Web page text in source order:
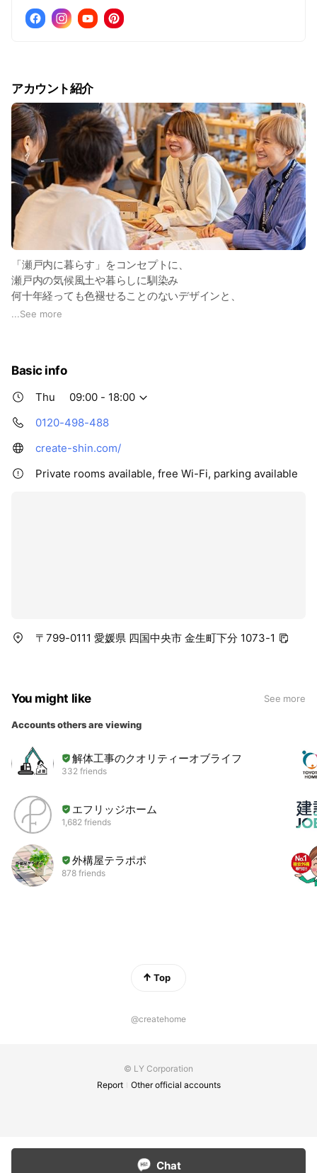
アカウント紹介
「瀬戸内に暮らす」をコンセプトに、
瀬戸内の気候風土や暮らしに馴染み
何十年経っても色褪せることのないデザインと、
瀬戸内に適した素材・性能に
「これからの瀬戸内をつくる」ことです。
...See more
Basic info
Thu
09:00 - 18:00
0120-498-488
create-shin.com/
Private rooms available, free Wi-Fi, parking available
〒799-0111 愛媛県 四国中央市 金生町下分 1073-1
You might like See more
Accounts others are viewing
解体工事のクオリティーオブライフ
332 friends
エフリッジホーム
1,682 friends
外構屋テラポポ
878 friends
Top
@createhome
© LY Corporation
Report
Other official accounts
Chat